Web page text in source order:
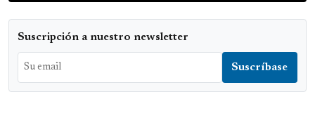
Suscripción a nuestro newsletter